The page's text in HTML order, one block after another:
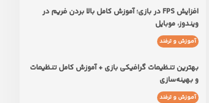
افزایش FPS در بازی؛ آموزش کامل بالا بردن فریم در
ویندوز، موبایل
آموزش و ترفند
بهترین تنظیمات گرافیکی بازی + آموزش کامل تنظیمات
و بهینه‌سازی
آموزش و ترفند